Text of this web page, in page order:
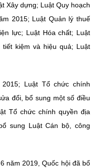
Xây dựng; Luật Quy hoạch
2015; Luật Quản lý thuế
lực; Luật Hóa chất; Luật
kiệm và hiệu quả; Luật
Luật Tổ chức chính
đổi, bổ sung một số điều
Tổ chức chính quyền địa
sung Luật Cán bộ, công
năm 2019, Quốc hội đã bổ